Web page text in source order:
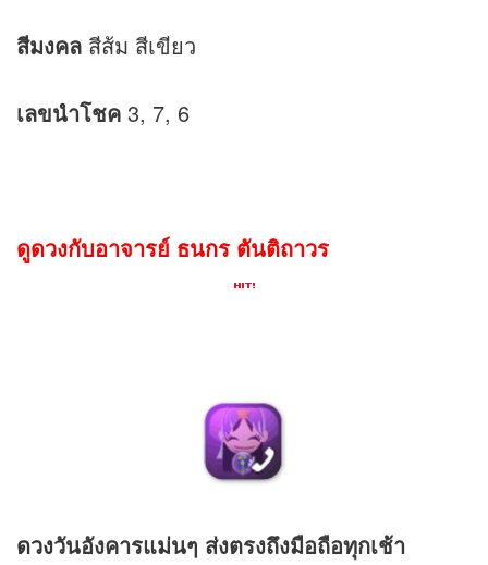
สีมงคล สีส้ม สีเขียว
เลขนำโชค 3, 7, 6
ดูดวงกับอาจารย์ ธนกร ตันติถาวร
ดวงวันอังคารแม่นๆ ส่งตรงถึงมือถือทุกเช้า